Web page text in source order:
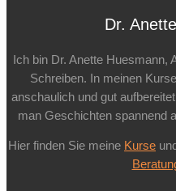
Dr.
Ich bin Dr. Anette Huesmann,
Schreiben. In meinen
anschaulich und gut
man Geschichten spannend
Hier finden Sie meine Kurse